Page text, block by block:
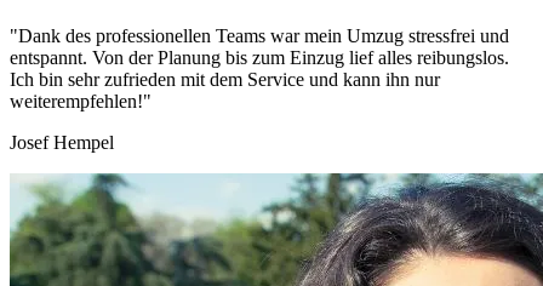
"Dank des professionellen Teams war mein Umzug stressfrei und
entspannt. Von der Planung bis zum Einzug lief alles reibungslos.
Ich bin sehr zufrieden mit dem Service und kann ihn nur
weiterempfehlen!"
Josef Hempel